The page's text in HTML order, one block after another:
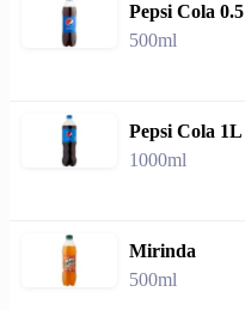
Pepsi Cola 0.5
500ml
Pepsi Cola 1L
1000ml
Mirinda
500ml